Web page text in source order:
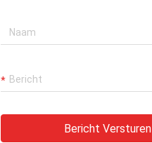
Bericht Versturen